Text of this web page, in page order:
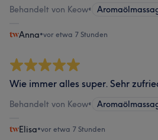
Behandelt von Keow•
Anna•vor etwa 7 Stunden
Wie immer alles super. Sehr
Behandelt von Keow•
Elisa•vor etwa 7 Stunden